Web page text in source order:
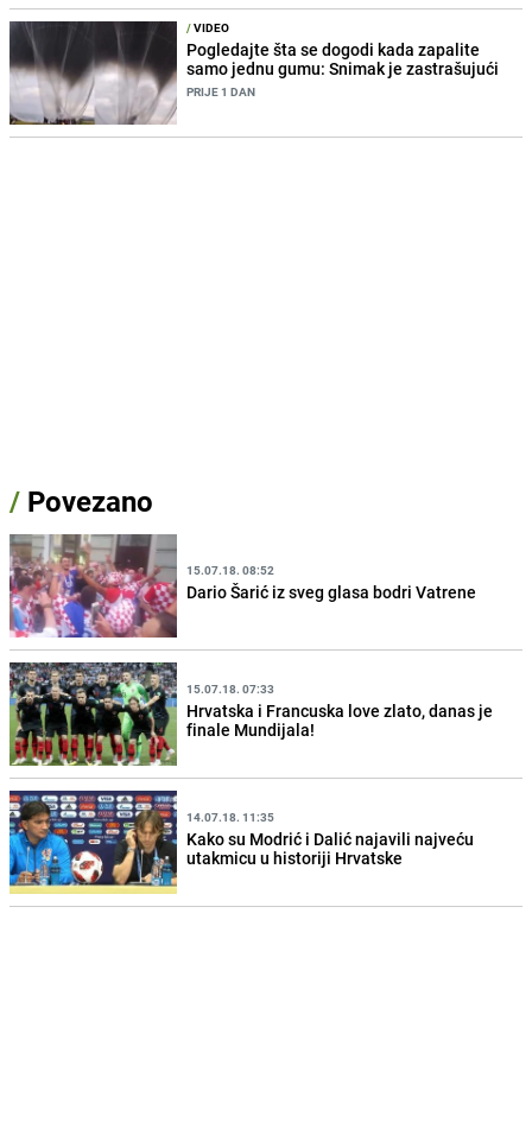
/VIDEO
Pogledajte šta se dogodi kada zapalite
samo jednu gumu: Snimak je zastrašujući
PRIJE 1 DAN
/ Povezano
15.07.18. 08:52
Dario Šarić iz sveg glasa bodri Vatrene
15.07.18. 07:33
Hrvatska i Francuska love zlato, danas je
finale Mundijala!
14.07.18. 11:35
Kako su Modrić i Dalić najavili najveću
utakmicu u historiji Hrvatske